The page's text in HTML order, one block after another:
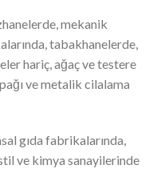
mekanik
tabakhanelerde,
hariç, ağaç ve testere
ve metalik cilalama
gıda fabrikalarında,
ve kimya sanayilerinde